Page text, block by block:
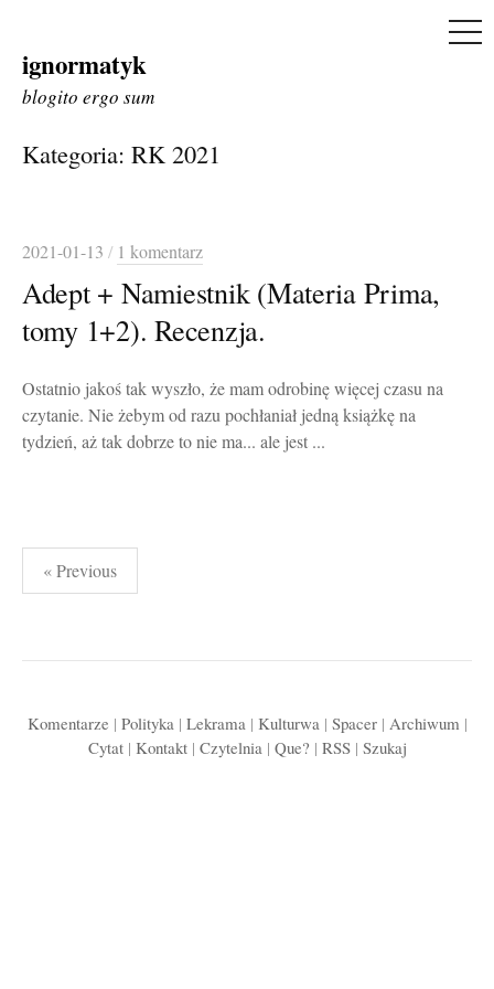
Skip
to
ignormatyk
blogito ergo sum
Kategoria: RK 2021
2021-01-13 / 1 komentarz
Adept + Namiestnik (Materia Prima,
tomy 1+2). Recenzja.
Ostatnio jakoś tak wyszło, że mam odrobinę więcej czasu na
czytanie. Nie żebym od razu pochłaniał jedną książkę na
tydzień, aż tak dobrze to nie ma... ale jest ...
Stronicowanie
wpisów
« Previous
Komentarze | Polityka| Lekrama| Kulturwa| Spacer| Archiwum |
Cytat| Kontakt| Czytelnia| Que? | RSS| Szukaj